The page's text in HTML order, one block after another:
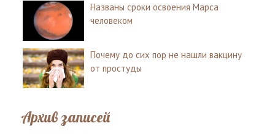
Названы сроки освоения Марса
человеком
Почему до сих пор не нашли вакцину
от простуды
Архив записей